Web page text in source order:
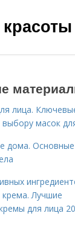
лица.
масок
дома.
крема. Лучшие
для лица